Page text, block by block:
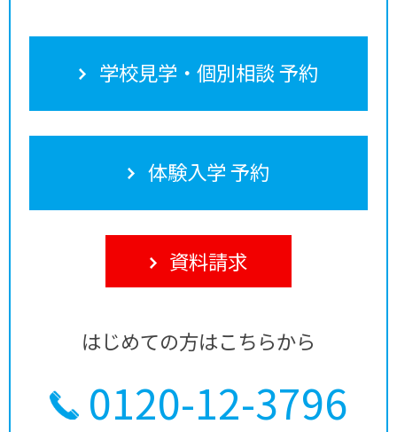
学校見学・個別相談 予約
体験入学 予約
資料請求
はじめての方はこちらから
0120-12-3796